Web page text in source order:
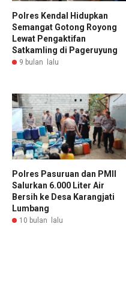
Polres Kendal Hidupkan
Semangat Gotong Royong
Lewat Pengaktifan
Satkamling di Pageruyung
9 bulan lalu
Polres Pasuruan dan PMII
Salurkan 6.000 Liter Air
Bersih ke Desa Karangjati
Lumbang
10 bulan lalu